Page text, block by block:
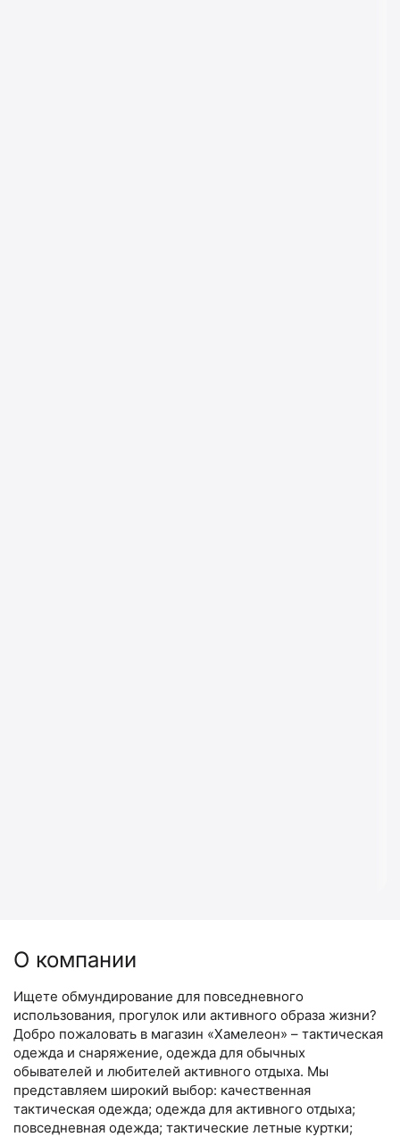
О компании
Ищете обмундирование для повседневного
использования, прогулок или активного образа жизни?
Добро пожаловать в магазин «Хамелеон» – тактическая
одежда и снаряжение, одежда для обычных
обывателей и любителей активного отдыха. Мы
представляем широкий выбор: качественная
тактическая одежда; одежда для активного отдыха;
повседневная одежда; тактические летные куртки;